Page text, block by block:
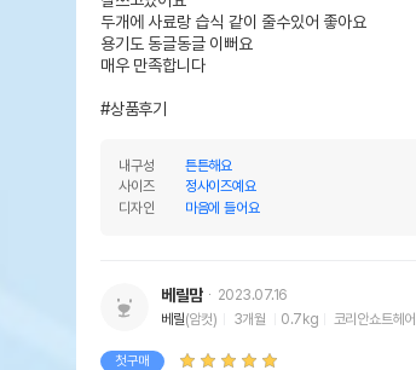
두개에 사료랑 습식 같이 줄수있어 좋아요
용기도 동글동글 이뻐요
매우 만족합니다
#상품후기
내구성
튼튼해요
사이즈
정사이즈예요
디자인
마음에 들어요
베릴맘
2023.07.16
베릴(암컷) 3개월 0.7kg 코리안쇼트헤어
첫구매